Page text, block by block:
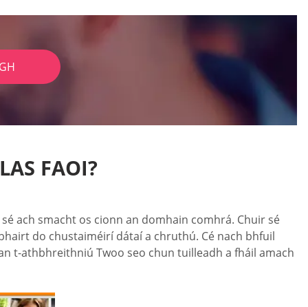
FAOI?
ach smacht os cionn an domhain comhrá. Chuir sé
do chustaiméirí dátaí a chruthú. Cé nach bhfuil
t-athbhreithniú Twoo seo chun tuilleadh a fháil amach